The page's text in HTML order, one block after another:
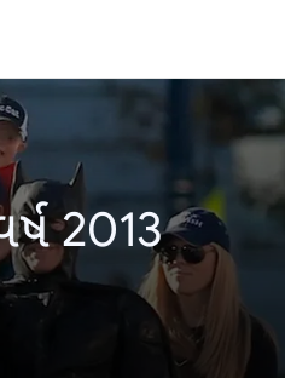
2013